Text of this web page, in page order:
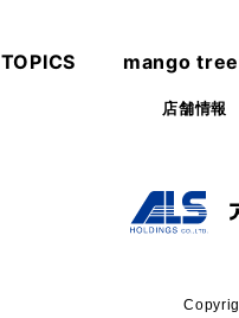
TOPICS mango
店舗情報